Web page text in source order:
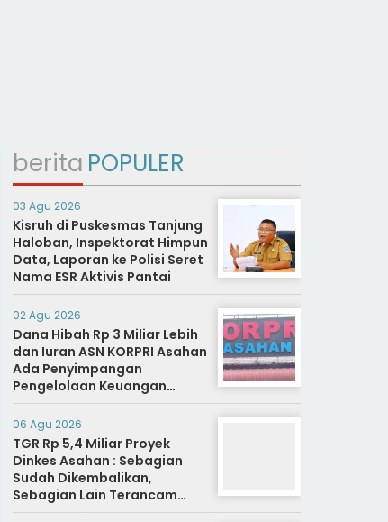
berita POPULER
03 Agu 2026
Kisruh di Puskesmas Tanjung
Haloban, Inspektorat Himpun
Data, Laporan ke Polisi Seret
Nama ESR Aktivis Pantai
02 Agu 2026
Dana Hibah Rp 3 Miliar Lebih
dan Iuran ASN KORPRI Asahan
Ada Penyimpangan
Pengelolaan Keuangan
Dipertanyakan, Aparat
Diminta Segera Usut
06 Agu 2026
TGR Rp 5,4 Miliar Proyek
Dinkes Asahan : Sebagian
Sudah Dikembalikan,
Sebagian Lain Terancam
Sanksi Hukuman Berat